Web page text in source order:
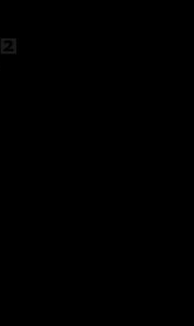
ALLE COOKIES